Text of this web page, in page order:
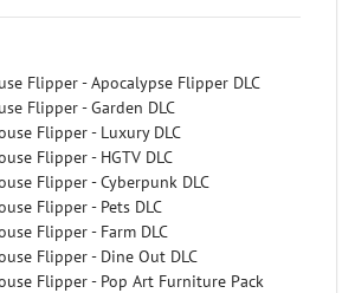
Flipper - Apocalypse Flipper DLC
Flipper - Garden DLC
Flipper - Luxury DLC
Flipper - HGTV DLC
Flipper - Cyberpunk DLC
Flipper - Pets DLC
Flipper - Farm DLC
Flipper - Dine Out DLC
Flipper - Pop Art Furniture Pack